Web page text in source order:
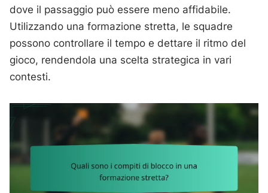
dove il passaggio può essere meno affidabile.
Utilizzando una formazione stretta, le squadre
possono controllare il tempo e dettare il ritmo del
gioco, rendendola una scelta strategica in vari
contesti.